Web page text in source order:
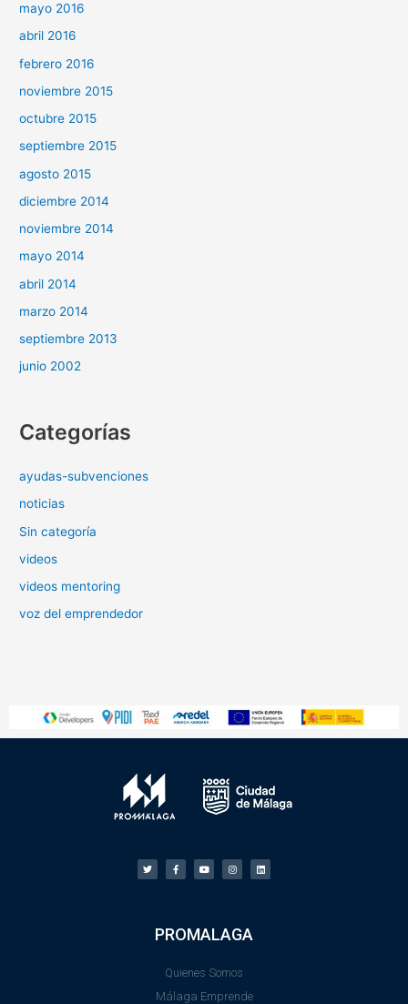
mayo 2016
abril 2016
febrero 2016
noviembre 2015
octubre 2015
septiembre 2015
agosto 2015
diciembre 2014
noviembre 2014
mayo 2014
abril 2014
marzo 2014
septiembre 2013
junio 2002
Categorías
ayudas-subvenciones
noticias
Sin categoría
videos
videos mentoring
voz del emprendedor
PROMALAGA
Quienes Somos
Málaga Emprende